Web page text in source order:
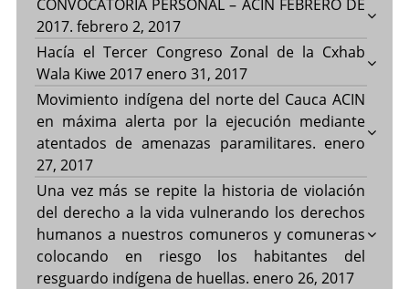
CONVOCATORIA PERSONAL – ACIN FEBRERO DE
2017. febrero 2, 2017
Hacía el Tercer Congreso Zonal de la Cxhab
Wala Kiwe 2017 enero 31, 2017
Movimiento indígena del norte del Cauca ACIN
en máxima alerta por la ejecución mediante
atentados de amenazas paramilitares. enero
27, 2017
Una vez más se repite la historia de violación
del derecho a la vida vulnerando los derechos
humanos a nuestros comuneros y comuneras
colocando en riesgo los habitantes del
resguardo indígena de huellas. enero 26, 2017